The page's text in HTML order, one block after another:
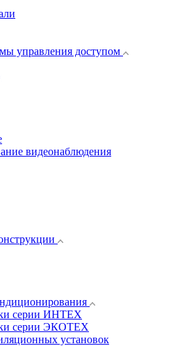
управления доступом
видеонаблюдения
серии ИНТЕХ
серии ЭКОТЕХ
установок